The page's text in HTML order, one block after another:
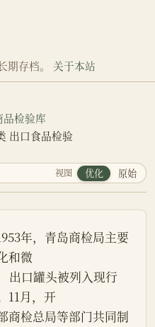
期存档。 关于本站
检验库
出口食品检验
视图 优化 原始
和微
出口罐头被列入现行
11月，开
商检总局等部门共同制